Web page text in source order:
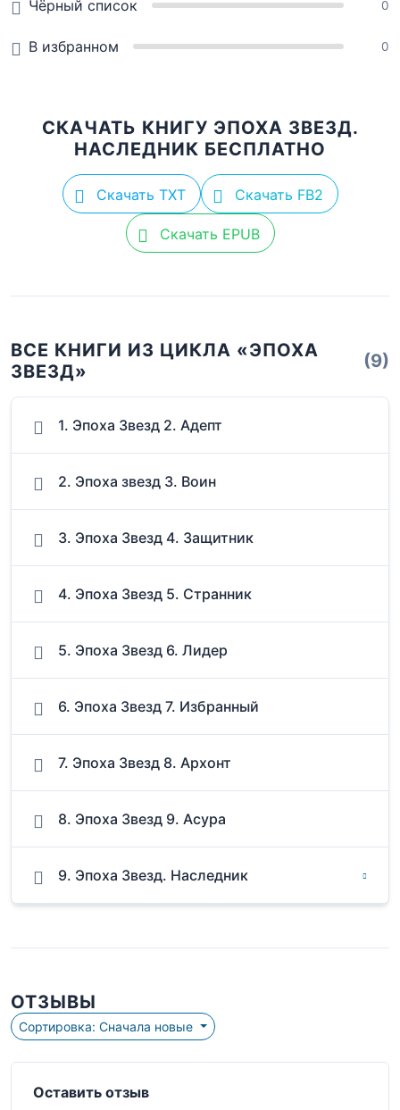
Чёрный список 0
В избранном 0
СКАЧАТЬ КНИГУ ЭПОХА ЗВЕЗД.
НАСЛЕДНИК БЕСПЛАТНО
Скачать TXT Скачать FB2
Скачать EPUB
ВСЕ КНИГИ ИЗ ЦИКЛА «ЭПОХА
ЗВЕЗД»
(9)
1. Эпоха Звезд 2. Адепт
2. Эпоха звезд 3. Воин
3. Эпоха Звезд 4. Защитник
4. Эпоха Звезд 5. Странник
5. Эпоха Звезд 6. Лидер
6. Эпоха Звезд 7. Избранный
7. Эпоха Звезд 8. Архонт
8. Эпоха Звезд 9. Асура
9. Эпоха Звезд. Наследник
ОТЗЫВЫ
Сортировка: Сначала новые
Оставить отзыв